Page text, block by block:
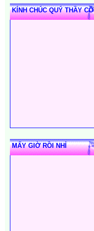
KÍNH CHÚC QUÝ THẦY CÔ
MẤY GIỜ RỒI NHỈ